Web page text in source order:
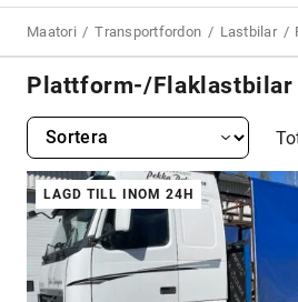
Maatori Transportfordon Lastbilar
Plattform-/Flaklastbilar
LAGD TILL INOM 24H